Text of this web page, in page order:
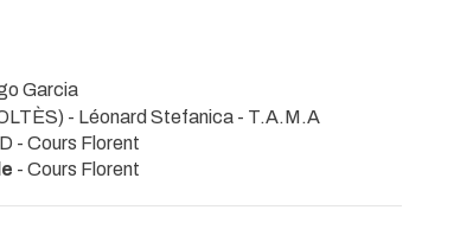
Garcia
- Léonard Stefanica - T.A.M.A
- Cours Florent
- Cours Florent